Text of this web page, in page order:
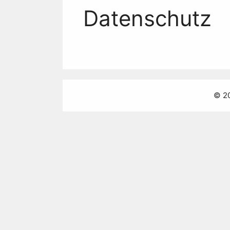
Datenschutz
©